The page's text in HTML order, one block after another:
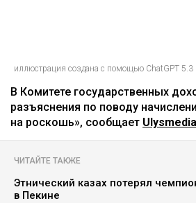
иллюстрация создана с помощью ChatGPT 5.3
В Комитете государственных
разъяснения по поводу
на роскошь», сообщает
ЧИТАЙТЕ ТАКЖЕ
Этнический казах потерял
в Пекине